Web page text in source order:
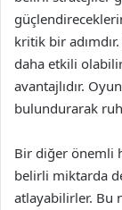
kritik bir
daha etkili
avantajlıdır.
bulundurarak
Bir diğer önemli
belirli miktarda
atlayabilirler. Bu